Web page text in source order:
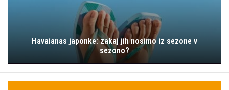
Havaianas japonke: zakaj jih nosimo iz sezone v
sezono?